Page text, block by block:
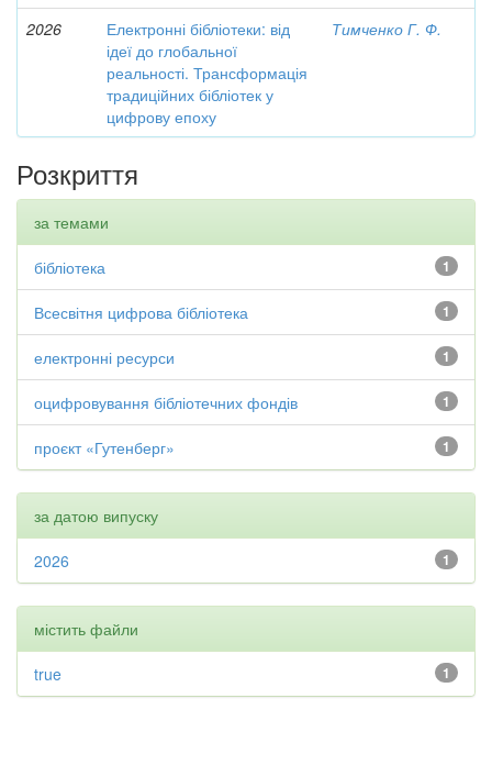
2026
Електронні бібліотеки: від
ідеї до глобальної
реальності. Трансформація
традиційних бібліотек у
цифрову епоху
Тимченко Г. Ф.
Розкриття
за темами
1
бібліотека
1
Всесвітня цифрова бібліотека
1
електронні ресурси
1
оцифровування бібліотечних фондів
1
проєкт «Гутенберг»
за датою випуску
1
2026
містить файли
1
true